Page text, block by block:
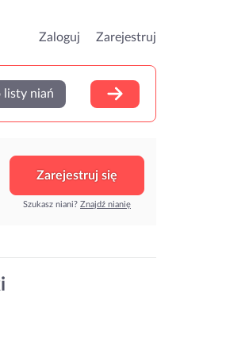
Zaloguj Zarejestruj
listy niań
Zarejestruj się
Szukasz niani? Znajdź nianię